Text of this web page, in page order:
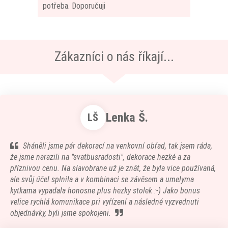
potřeba. Doporučuji
Zákazníci o nás říkají...
LŠ Lenka Š.
Sháněli jsme pár dekorací na venkovní obřad, tak jsem ráda,
že jsme narazili na "svatbusradosti", dekorace hezké a za
příznivou cenu. Na slavobrane už je znát, že byla vice používaná,
ale svůj účel splnila a v kombinaci se závěsem a umelyma
kytkama vypadala honosne plus hezky stolek :-) Jako bonus
velice rychlá komunikace pri vyřízení a následné vyzvednuti
objednávky, byli jsme spokojeni.